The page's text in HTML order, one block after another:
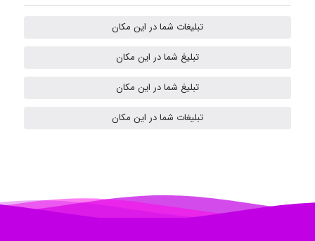
Hossein Znd
تبلیغات شما در این مکان
تبلیغ شما در این مکان
تبلیغ شما در این مکان
تبلیغات شما در این مکان